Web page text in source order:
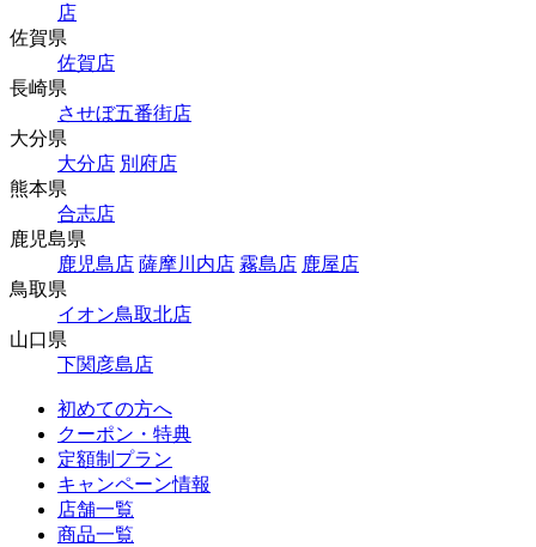
店
佐賀県
佐賀店
長崎県
させぼ五番街店
大分県
大分店 別府店
熊本県
合志店
鹿児島県
鹿児島店 薩摩川内店 霧島店 鹿屋店
鳥取県
イオン鳥取北店
山口県
下関彦島店
初めての方へ
クーポン・特典
定額制プラン
キャンペーン情報
店舗一覧
商品一覧